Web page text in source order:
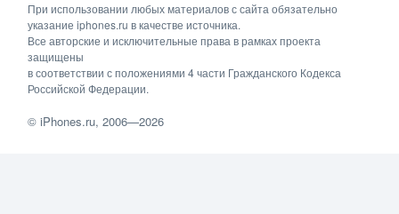
При использовании любых материалов с сайта обязательно
указание iphones.ru в качестве источника.
Все авторские и исключительные права в рамках проекта
защищены
в соответствии с положениями 4 части Гражданского Кодекса
Российской Федерации.
©iPhones.ru, 2006—2026